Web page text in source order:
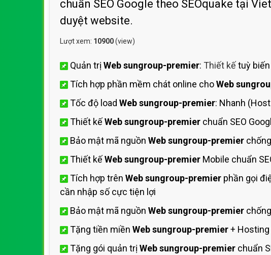
chuẩn SEO Google theo SEOquake tại
duyệt website.
Lượt xem: 10900(view)
Quản trị Web sungroup-premier: Thiết kếtuỳ
Tích hợp phần mềm chát online choWeb
Tốc độ load Web sungroup-premier: Nhanh (Host
Thiết kếWeb sungroup-premier chuẩn SEO
Bảo mật mã nguồn Web sungroup-premier
Thiết kếWeb sungroup-premier Mobile chuẩn
Tích hợp trên Web sungroup-premier phần gọi
cần nhập số cực tiện lợi
Bảo mật mã nguồn Web sungroup-premier
Tặng tiền miền Web sungroup-premier+ Hosting
Tặng gói quản trị Web sungroup-premier chuẩn